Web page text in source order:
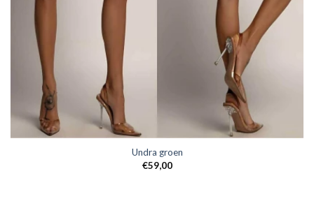
Undra groen
€59,00